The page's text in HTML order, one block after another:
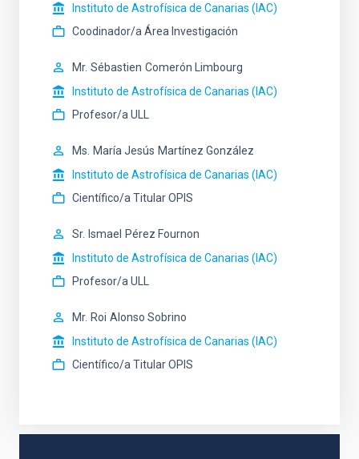
Instituto de Astrofísica de Canarias (IAC)
Coodinador/a Área Investigación
Mr. Sébastien Comerón Limbourg
Instituto de Astrofísica de Canarias (IAC)
Profesor/a ULL
Ms. María Jesús Martínez González
Instituto de Astrofísica de Canarias (IAC)
Científico/a Titular OPIS
Sr. Ismael Pérez Fournon
Instituto de Astrofísica de Canarias (IAC)
Profesor/a ULL
Mr. Roi Alonso Sobrino
Instituto de Astrofísica de Canarias (IAC)
Científico/a Titular OPIS